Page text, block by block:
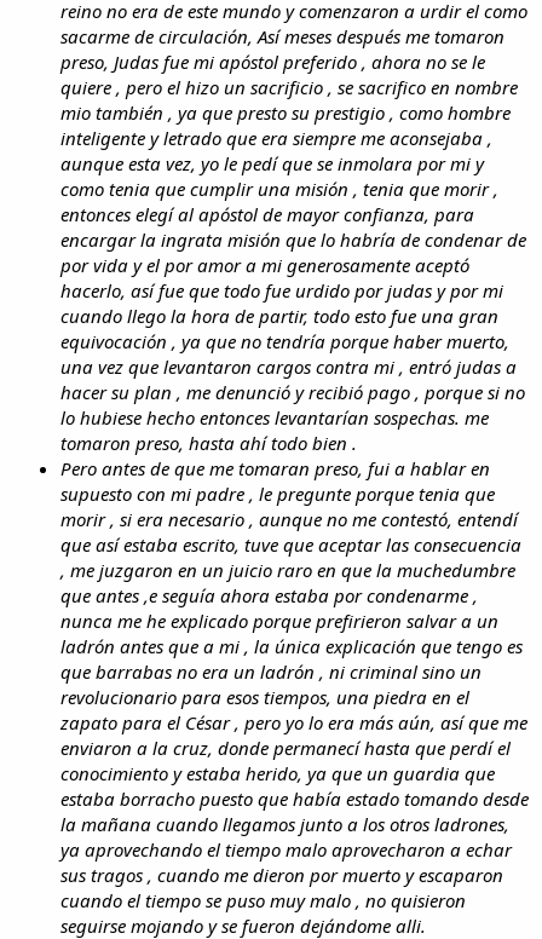
reino no era de este mundo y comenzaron a urdir el como
sacarme de circulación, Así meses después me tomaron
preso, Judas fue mi apóstol preferido , ahora no se le
quiere , pero el hizo un sacrificio , se sacrifico en nombre
mio también , ya que presto su prestigio , como hombre
inteligente y letrado que era siempre me aconsejaba ,
aunque esta vez, yo le pedí que se inmolara por mi y
como tenia que cumplir una misión , tenia que morir ,
entonces elegí al apóstol de mayor confianza, para
encargar la ingrata misión que lo habría de condenar de
por vida y el por amor a mi generosamente aceptó
hacerlo, así fue que todo fue urdido por judas y por mi
cuando llego la hora de partir, todo esto fue una gran
equivocación , ya que no tendría porque haber muerto,
una vez que levantaron cargos contra mi , entró judas a
hacer su plan , me denunció y recibió pago , porque si no
lo hubiese hecho entonces levantarían sospechas. me
tomaron preso, hasta ahí todo bien .
Pero antes de que me tomaran preso, fui a hablar en
supuesto con mi padre , le pregunte porque tenia que
morir , si era necesario , aunque no me contestó, entendí
que así estaba escrito, tuve que aceptar las consecuencia
, me juzgaron en un juicio raro en que la muchedumbre
que antes ,e seguía ahora estaba por condenarme ,
nunca me he explicado porque prefirieron salvar a un
ladrón antes que a mi , la única explicación que tengo es
que barrabas no era un ladrón , ni criminal sino un
revolucionario para esos tiempos, una piedra en el
zapato para el César , pero yo lo era más aún, así que me
enviaron a la cruz, donde permanecí hasta que perdí el
conocimiento y estaba herido, ya que un guardia que
estaba borracho puesto que había estado tomando desde
la mañana cuando llegamos junto a los otros ladrones,
ya aprovechando el tiempo malo aprovecharon a echar
sus tragos , cuando me dieron por muerto y escaparon
cuando el tiempo se puso muy malo , no quisieron
seguirse mojando y se fueron dejándome alli.